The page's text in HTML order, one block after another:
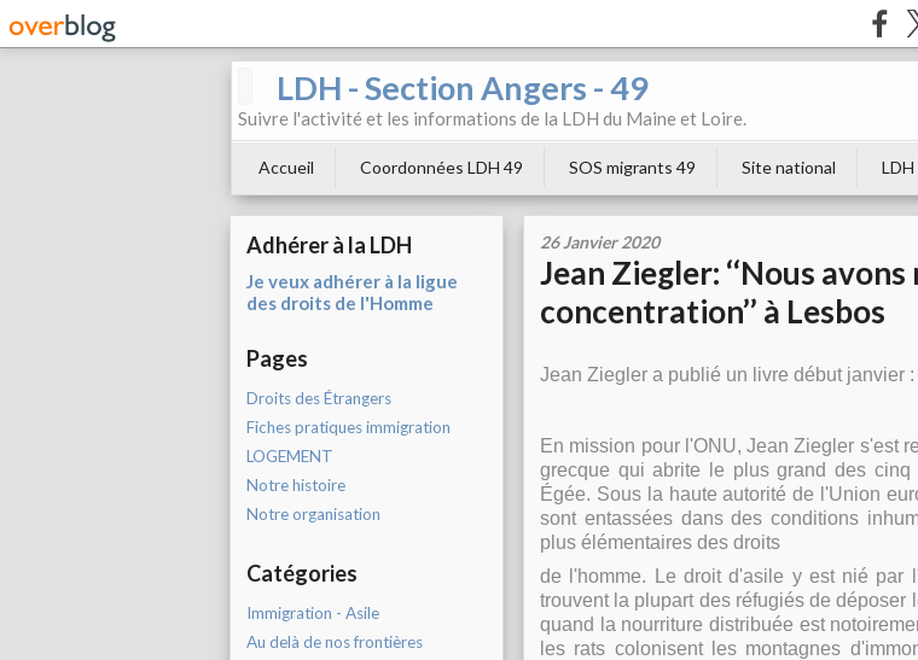
LDH - Section Angers - 49
Suivre l'activité et les informations de la LDH du Maine et Loire.
Accueil Coordonnées LDH 49 SOS migrants 49 Site national
Adhérer à la LDH
Je veux adhérer à la ligue
des droits de l'Homme
Pages
Droits des Étrangers
Fiches pratiques immigration
LOGEMENT
Notre histoire
Notre organisation
Catégories
Immigration - Asile
Au delà de nos frontières
26 Janvier 2020
Jean Ziegler: ‘‘Nous
concentration’’ à Lesbos
Jean Ziegler a publié un livre début janvier
En mission pour l'ONU, Jean Ziegler s'est
grecque qui abrite le plus grand des
Égée. Sous la haute autorité de l'Union
sont entassées dans des conditions
plus élémentaires des droits
de l'homme. Le droit d'asile y est nié par
trouvent la plupart des réfugiés de déposer
quand la nourriture distribuée est
les rats colonisent les montagnes